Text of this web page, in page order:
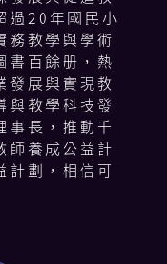
過20年國民小
務教學與學術
書百餘册，熱
發展與實現教
與教學科技發
事長，推動千
師養成公益計
計劃，相信可